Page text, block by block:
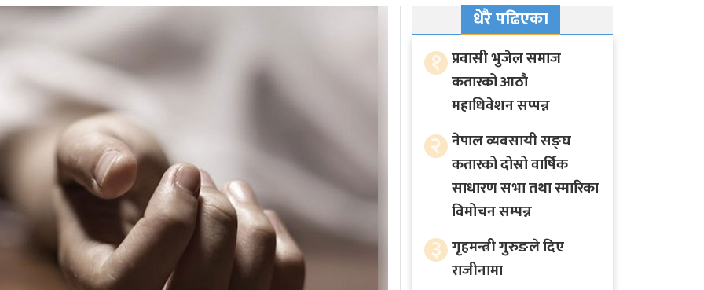
धेरै पढिएका
१ प्रवासी भुजेल समाज
कतारको आठाै
महाधिवेशन सप्पन्न
२ नेपाल व्यवसायी सङ्घ
कतारको दोस्रो वार्षिक
साधारण सभा तथा स्मारिका
विमोचन सम्पन्न
३ गृहमन्त्री गुरुङले दिए
राजीनामा